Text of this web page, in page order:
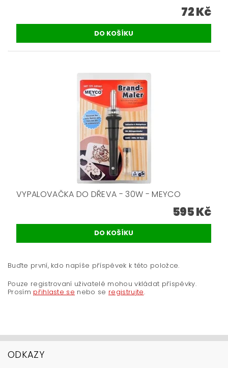
72 Kč
VYPALOVAČKA DO DŘEVA - 30W - MEYCO
595 Kč
Buďte první, kdo napíše příspěvek k této položce.
Pouze registrovaní uživatelé mohou vkládat příspěvky.
Prosím přihlaste se nebo se registrujte.
ODKAZY